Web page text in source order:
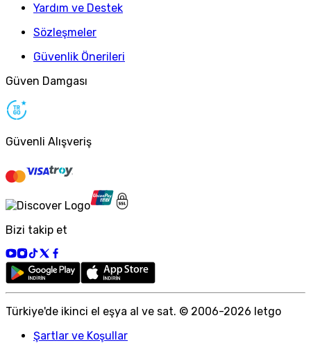
Yardım ve Destek
Sözleşmeler
Güvenlik Önerileri
Güven Damgası
Güvenli Alışveriş
Bizi takip et
Türkiye'de ikinci el eşya al ve sat. © 2006-2026 letgo
Şartlar ve Koşullar